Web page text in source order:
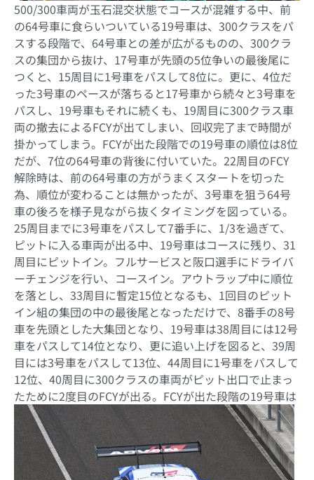
500/300車両が玉石混交状態でコースが混雑する中、前
の64号車に食らいついている19号車は、300クラスをパ
スする段階で、64号車との差が広がるものの、300クラ
スの集団から抜け、17号車が先頭の5位争いの最後尾に
つくと、15周目に1号車をパスして8位に。更に、4位だ
った3号車のペースが落ちると17号車から続々と3号車を
パスし、19号車もそれに続くも、19周目に300クラス車
両の撤去によるFCYが出てしまい、回収完了まで時間が
掛かってしまう。FCYが出た段階での19号車の順位は8位
だが、7位の64号車の背後に付いていた。22周目のFCY
解除時は、前の64号車の方がうまくスタートを切った
為、順位が変わることは無かったが、3号車を狙う64号
車の後ろを様子見ながら抜くタイミングを図っている。
25周目までに3号車をパスして7番手に、1/3を過ぎて、
ピットに入る車両が出る中、19号車はコースに残り、31
周目にピットイン。フルサービスと阪口選手にドライバ
ーチェンジを行い、コースイン。アウトラップ中に順位
を落とし、33周目に暫定15位となるも、1回目のピット
イン組の集団の中の最後尾となっただけで、8番手の8号
車を先頭とした大集団となり、19号車は38周目には12号
車をパスして14位となり、更に追い上げを図ると、39周
目には3号車をパスして13位、44周目に1号車をパスして
12位、40周目に300クラスの車両がピット出口で止まっ
たために2度目のFCYが出る。 FCYが出た段階の19号車は